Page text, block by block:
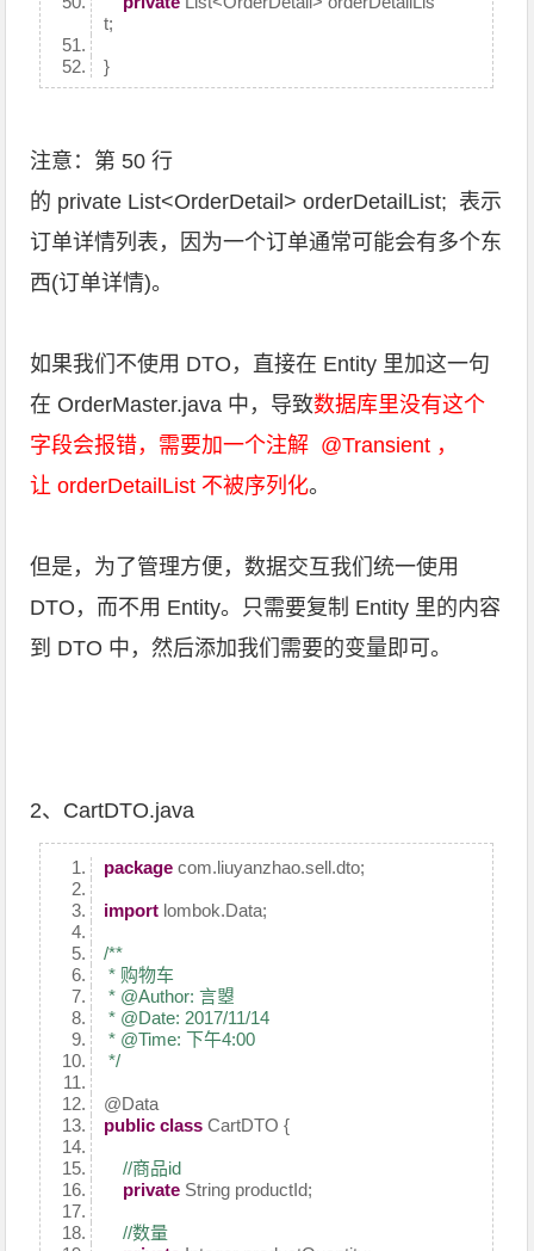
t;
}
注意：第 50 行
的 private List<OrderDetail> orderDetailList; 表示
订单详情列表，因为一个订单通常可能会有多个东
西(订单详情)。
如果我们不使用 DTO，直接在 Entity 里加这一句
在 OrderMaster.java 中，导致数据库里没有这个
字段会报错，需要加一个注解 @Transient ，
让 orderDetailList 不被序列化。
但是，为了管理方便，数据交互我们统一使用
DTO，而不用 Entity。只需要复制 Entity 里的内容
到 DTO 中，然后添加我们需要的变量即可。
2、CartDTO.java
package com.liuyanzhao.sell.dto;
import lombok.Data;
/**
* 购物车
* @Author: 言曌
* @Date: 2017/11/14
* @Time: 下午4:00
*/
@Data
public class CartDTO {
//商品id
private String productId;
//数量